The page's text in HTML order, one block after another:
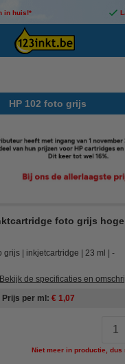
in huis!*
HP 102 foto grijs
foto grijs
grijs inkjetcartridge 23 ml -
Bekijk de specificaties en
Prijs per ml € 1,07
Niet meer in productie, dus